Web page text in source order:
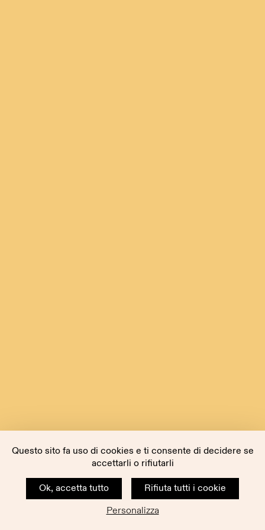
Questo sito fa uso di cookies e ti consente di decidere se
accettarli o rifiutarli
Ok, accetta tutto
Rifiuta tutti i cookie
Personalizza